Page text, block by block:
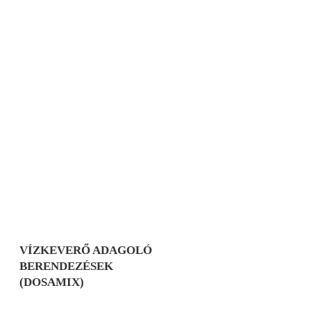
VÍZKEVERŐ ADAGOLÓ
BERENDEZÉSEK
(DOSAMIX)